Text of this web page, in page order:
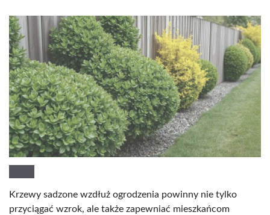
Krzewy sadzone wzdłuż ogrodzenia powinny nie tylko
przyciągać wzrok, ale także zapewniać mieszkańcom